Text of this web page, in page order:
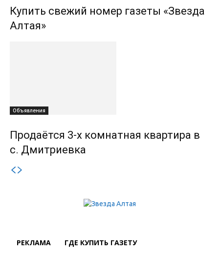
Купить свежий номер газеты «Звезда
Алтая»
Объявления
Продаётся 3-х комнатная квартира в
с. Дмитриевка
РЕКЛАМА ГДЕ КУПИТЬ ГАЗЕТУ